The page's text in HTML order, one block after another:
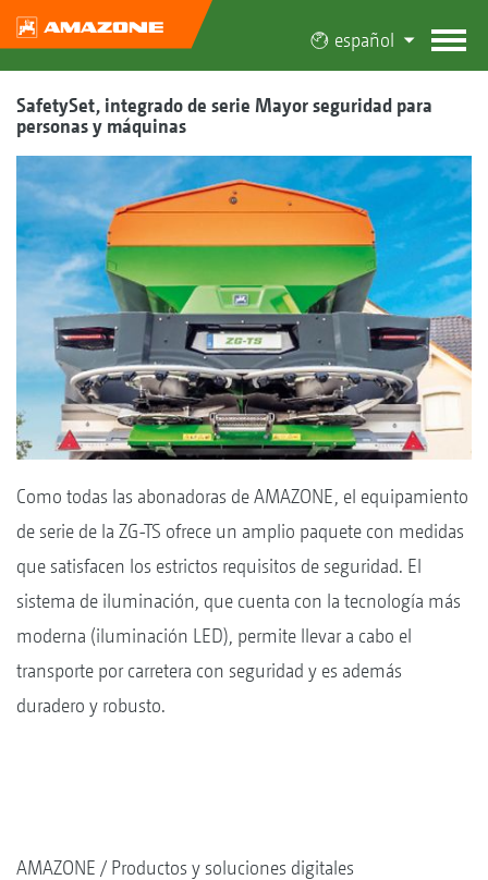
español
SafetySet, integrado de serie Mayor seguridad para
personas y máquinas
Como todas las abonadoras de AMAZONE, el equipamiento
de serie de la ZG-TS ofrece un amplio paquete con medidas
que satisfacen los estrictos requisitos de seguridad. El
sistema de iluminación, que cuenta con la tecnología más
moderna (iluminación LED), permite llevar a cabo el
transporte por carretera con seguridad y es además
duradero y robusto.
AMAZONE Productos y soluciones digitales